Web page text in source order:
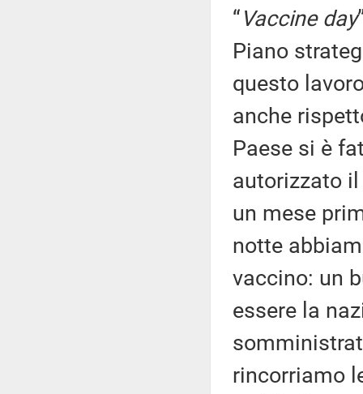
“Vaccine day
Piano
questo
anche
Paese si è
autorizzato
un mese
notte
vaccino: un
essere la
rincorriamo